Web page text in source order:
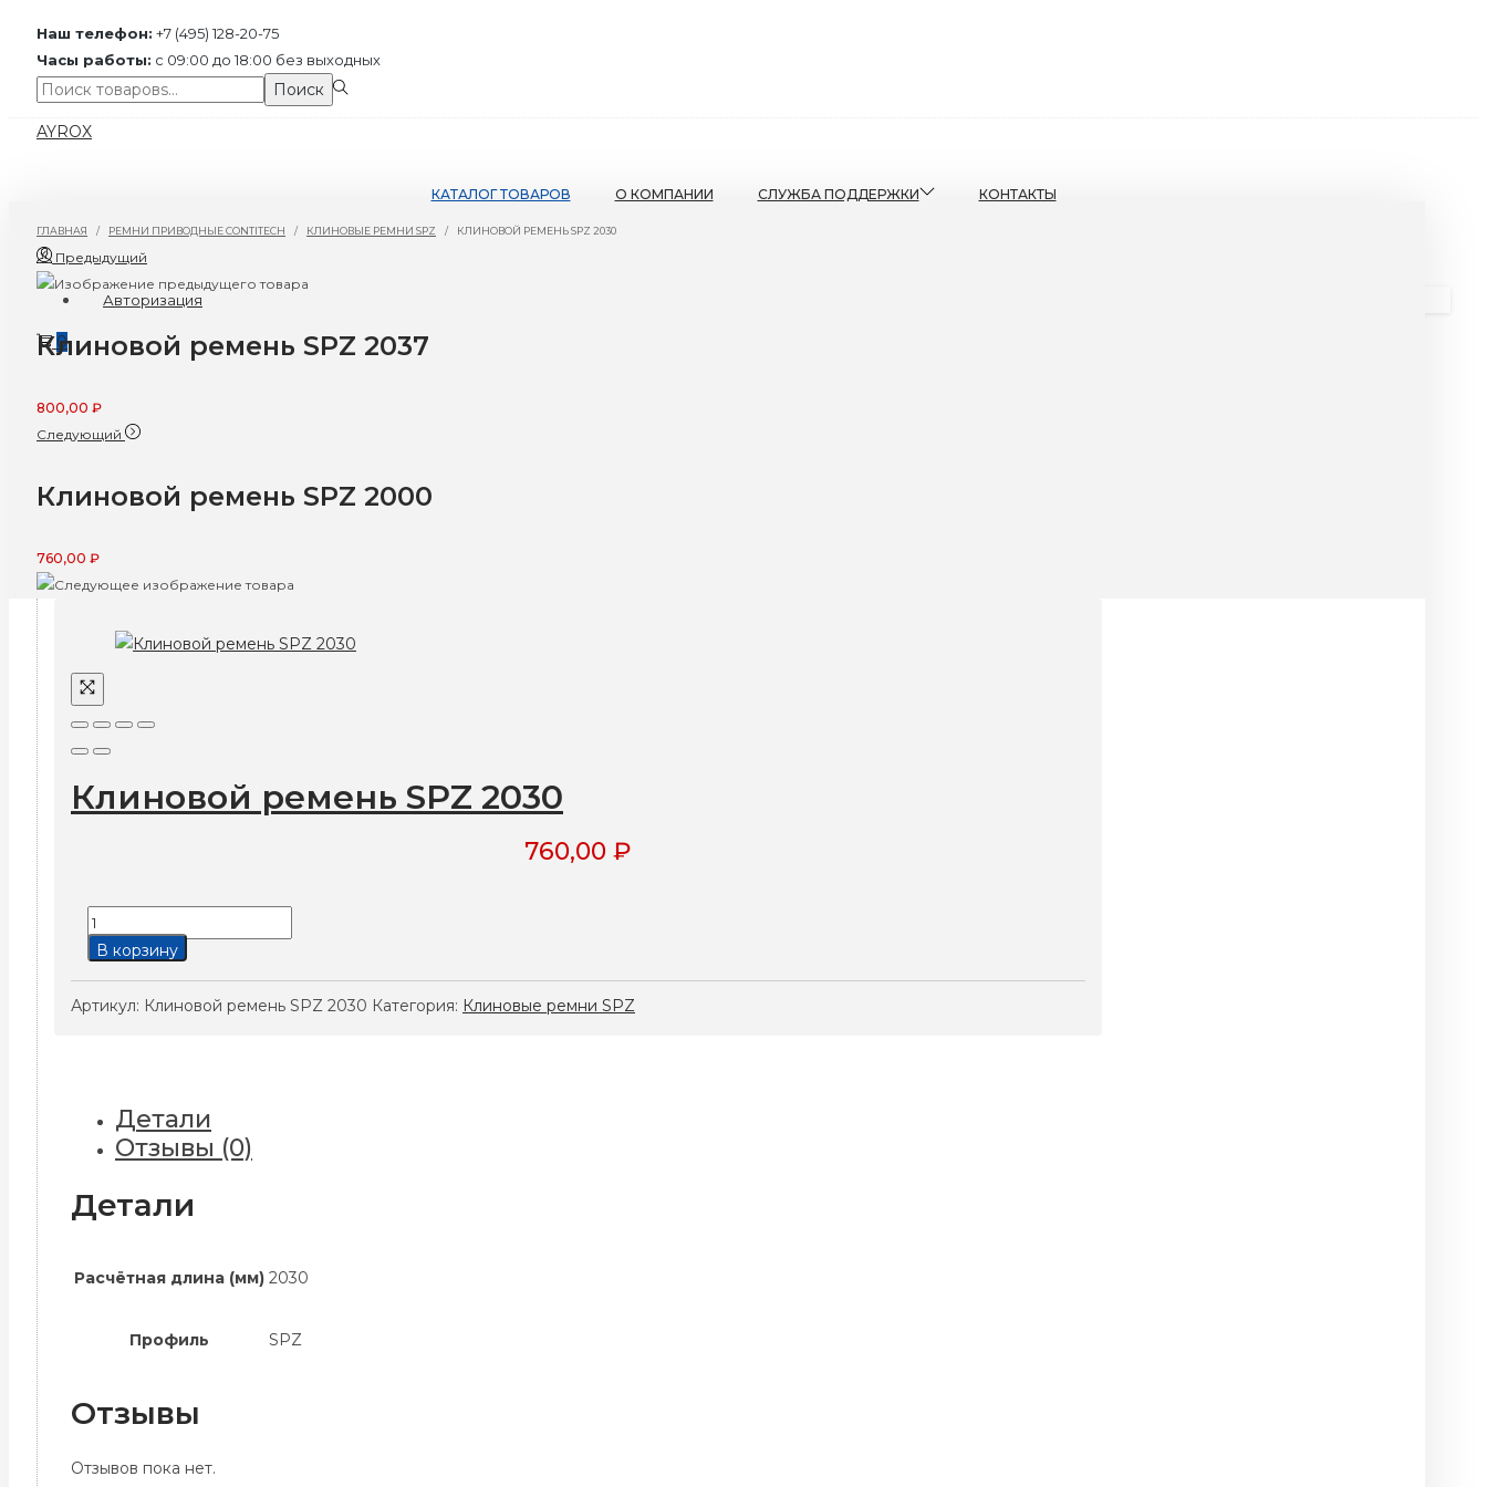
Наш телефон: +7 (495) 128-20-75
Часы работы: с 09:00 до 18:00 без выходных
Поиск:>
Поиск
Перейти
Перейти
AYROX
КАТАЛОГ ТОВАРОВ О КОМПАНИИ СЛУЖБА ПОДДЕРЖКИ КОНТАКТЫ
Авторизация
0
ГЛАВНАЯ / РЕМНИ ПРИВОДНЫЕ CONTITECH / КЛИНОВЫЕ РЕМНИ SPZ / КЛИНОВОЙ РЕМЕНЬ SPZ 2030
Предыдущий
Клиновой ремень SPZ 2037
800,00 ₽
Следующий
Клиновой ремень SPZ 2000
760,00 ₽
Клиновой ремень SPZ 2030
760,00₽
Количество
товара
ремень
В корзину
Артикул: Клиновой ремень SPZ 2030 Категория: Клиновые ремни SPZ
Детали
Отзывы (0)
Детали
Расчётная длина (мм) 2030
Профиль SPZ
Отзывы
Отзывов пока нет.